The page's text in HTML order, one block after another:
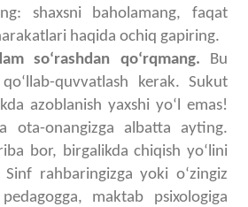
shaxsni baholamang, faqat
haqida ochiq gapiring.
soʻrashdan qoʻrqmang. Bu
quvvatlash kerak. Sukut
azoblanish yaxshi yoʻl emas!
ota-onangizga albatta ayting.
bor, birgalikda chiqish yoʻlini
rahbaringizga yoki oʻzingiz
maktab psixologiga